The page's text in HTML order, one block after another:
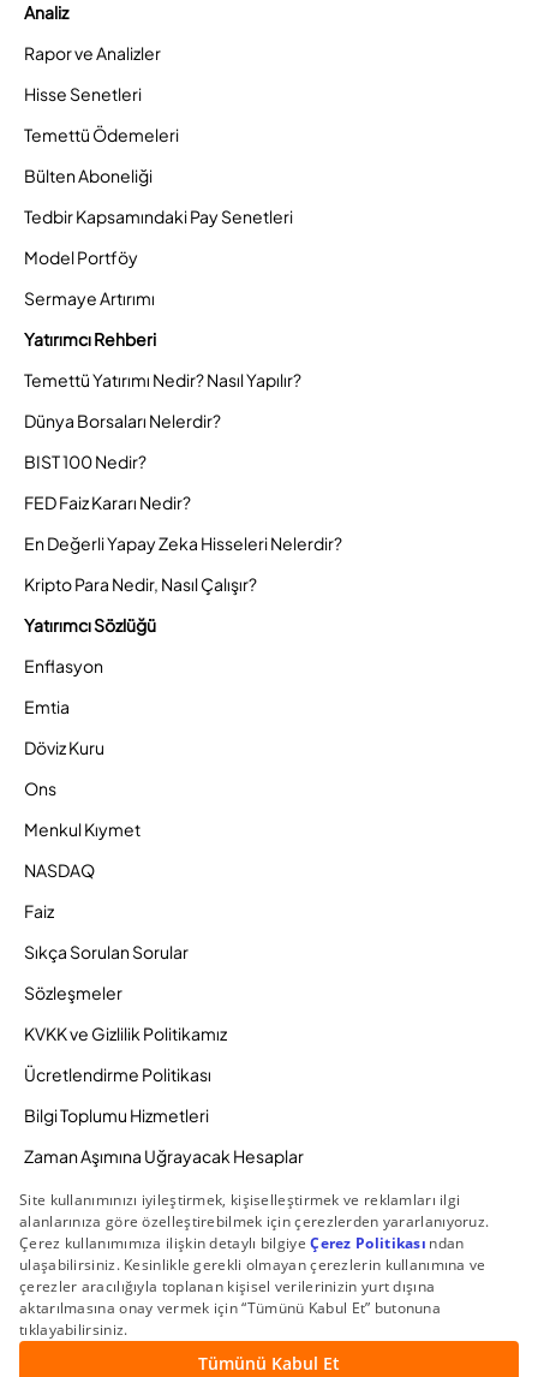
Analiz
Rapor ve Analizler
Hisse Senetleri
Temettü Ödemeleri
Bülten Aboneliği
Tedbir Kapsamındaki Pay Senetleri
Model Portföy
Sermaye Artırımı
Yatırımcı Rehberi
Temettü Yatırımı Nedir? Nasıl Yapılır?
Dünya Borsaları Nelerdir?
BIST 100 Nedir?
FED Faiz Kararı Nedir?
En Değerli Yapay Zeka Hisseleri Nelerdir?
Kripto Para Nedir, Nasıl Çalışır?
Yatırımcı Sözlüğü
Enflasyon
Emtia
Döviz Kuru
Ons
Menkul Kıymet
NASDAQ
Faiz
Sıkça Sorulan Sorular
Sözleşmeler
KVKK ve Gizlilik Politikamız
Ücretlendirme Politikası
Bilgi Toplumu Hizmetleri
Zaman Aşımına Uğrayacak Hesaplar
Duyurular ve Kampanyalar
© 2026 Gedik Yatırım Menkul Değerler AŞ. Tüm Hakları